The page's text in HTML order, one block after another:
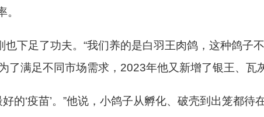
。
下足了功夫。“我们养的是白羽王肉鸽，这种鸽子
了满足不同市场需求，2023年他又新增了银王、瓦
好的‘疫苗’。”他说，小鸽子从孵化、破壳到出笼都待